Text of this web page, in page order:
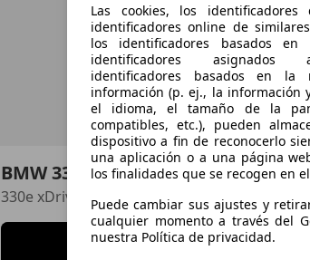
BMW 330
330e xDrive Touring 215 kW (292 CV)
€
Las cookies, los
identificadores online de
los identificadores basados
identificadores asignados
identificadores basados en
información (p. ej., la información
el idioma, el tamaño de la
compatibles, etc.), pueden
dispositivo a fin de reconocerlo
una aplicación o a una página
los finalidades que se recogen en
Puede cambiar sus ajustes y
cualquier momento a través del
nuestra Política de privacidad.